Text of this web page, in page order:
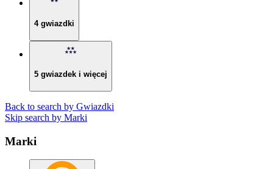
4 gwiazdki
5 gwiazdek i więcej
Back to search by Gwiazdki
Skip search by Marki
Marki